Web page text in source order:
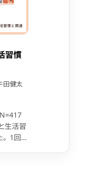
重要
メタ
ート
今後
イン
切な
てい
習慣
田健太
生活習
。1回